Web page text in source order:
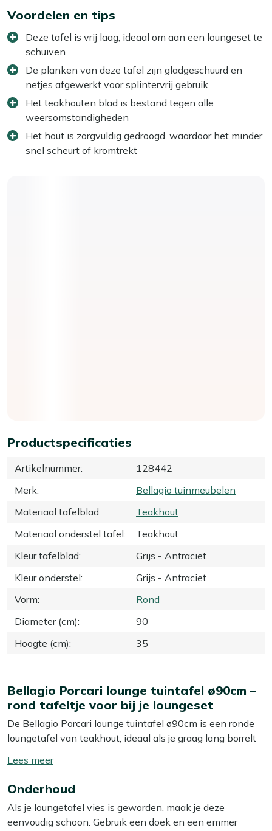
Productspecificaties
Artikelnummer:
128442
Merk:
Bellagio tuinmeubelen
Materiaal tafelblad:
Teakhout
Materiaal onderstel tafel:
Teakhout
Kleur tafelblad:
Grijs - Antraciet
Kleur onderstel:
Grijs - Antraciet
Vorm:
Rond
Diameter (cm):
90
Hoogte (cm): 35
Voordelen en tips
Deze tafel is vrij laag, ideaal om aan een loungeset te
schuiven
De planken van deze tafel zijn gladgeschuurd en
netjes afgewerkt voor splintervrij gebruik
Het teakhouten blad is bestand tegen alle
weersomstandigheden
Het hout is zorgvuldig gedroogd, waardoor het minder
snel scheurt of kromtrekt
Bellagio Porcari lounge tuintafel ø90cm –
rond tafeltje voor bij je loungeset
De Bellagio Porcari lounge tuintafel ø90cm is een ronde
loungetafel van teakhout, ideaal als je graag lang borrelt
cm heb je genoeg plek voor hapjes, drankjes en wat
Het natuurlijke teak tafelblad combineert met het grijze
onderstel tot een rustige, neutrale look die makkelijk
matcht met je huidige set. Met een hoogte van 35 cm
Toon/verberg
meer
Onderhoud
Als je loungetafel vies is geworden, maak je deze
eenvoudig schoon. Gebruik een doek en een emmer